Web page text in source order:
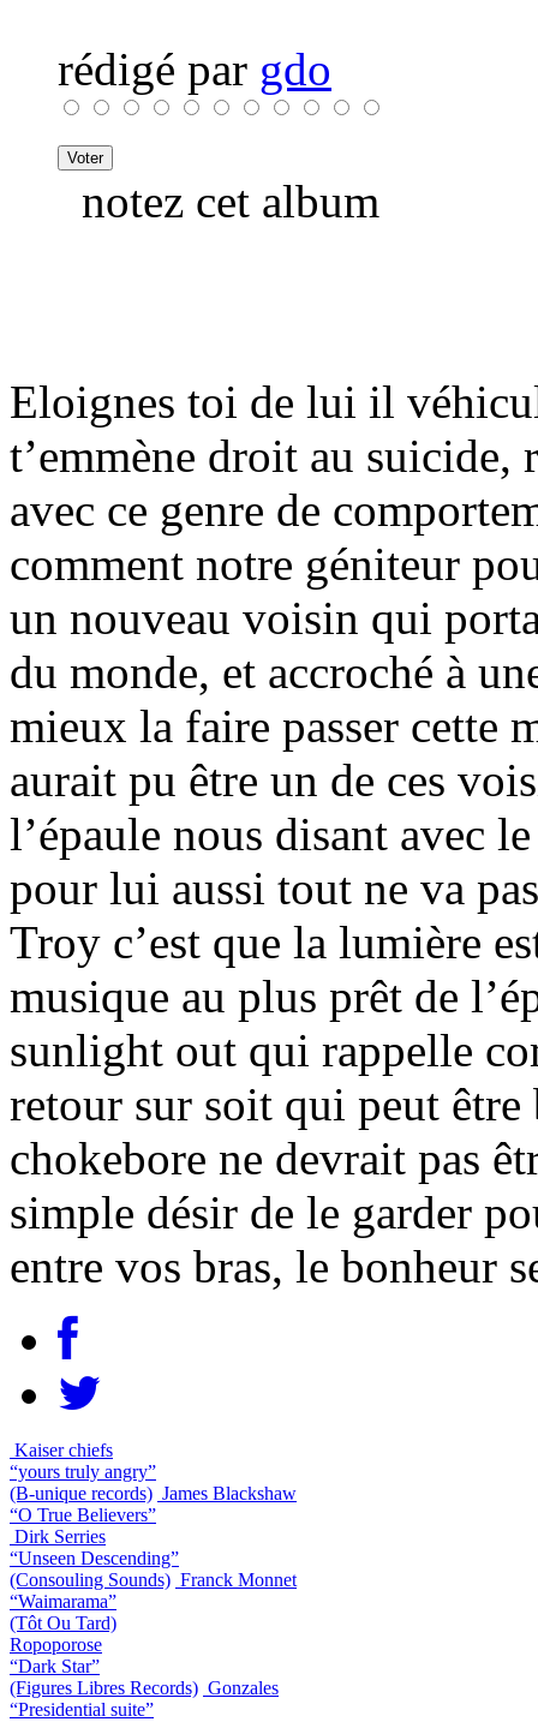
rédigé par gdo
notez cet album
Eloignes toi de lui il
t’emmène droit au suicide,
avec ce genre de
comment notre géniteur
un nouveau voisin qui
du monde, et accroché à
mieux la faire passer cette
aurait pu être un de ces
l’épaule nous disant avec
pour lui aussi tout ne va
Troy c’est que la lumière
musique au plus prêt de
sunlight out qui rappelle
retour sur soit qui peut
chokebore ne devrait pas
simple désir de le garder
entre vos bras, le bonheur
Kaiser chiefs
“yours truly angry”
(B-unique records) James Blackshaw
“O True Believers”
Dirk Serries
“Unseen Descending”
(Consouling Sounds) Franck Monnet
“Waimarama”
(Tôt Ou Tard)
Ropoporose
“Dark Star”
(Figures Libres Records) Gonzales
“Presidential suite”